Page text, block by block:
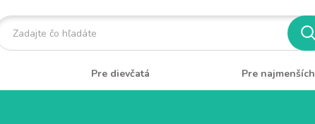
Pre dievčatá Pre najmenších